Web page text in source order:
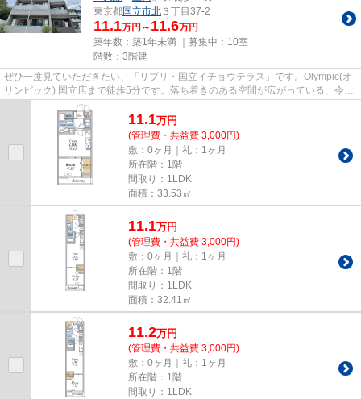
東京都国立市北 ３丁目37-2
11.1万円～ 11.6万円
築年数：築1年未満 ｜募集中： 10室
階数：3階建
ぜひ一度見ていただきたい、「リブリ・国立イチョウテラス」です。Olympic(オ
リンピック) 国立店まで徒歩5分です。落ち着きのある空間が広がっている、令和
8年築の物件です。こちらの...
11.1万円
(管理費・共益費 3,000円)
敷：0ヶ月｜礼：1ヶ月
所在階：1階
間取り：1LDK
面積：33.53㎡
11.1万円
(管理費・共益費 3,000円)
敷：0ヶ月｜礼：1ヶ月
所在階：1階
間取り：1LDK
面積：32.41㎡
11.2万円
(管理費・共益費 3,000円)
敷：0ヶ月｜礼：1ヶ月
所在階：1階
間取り：1LDK